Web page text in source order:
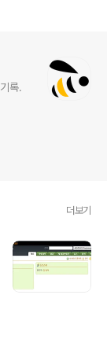
록.
더보기